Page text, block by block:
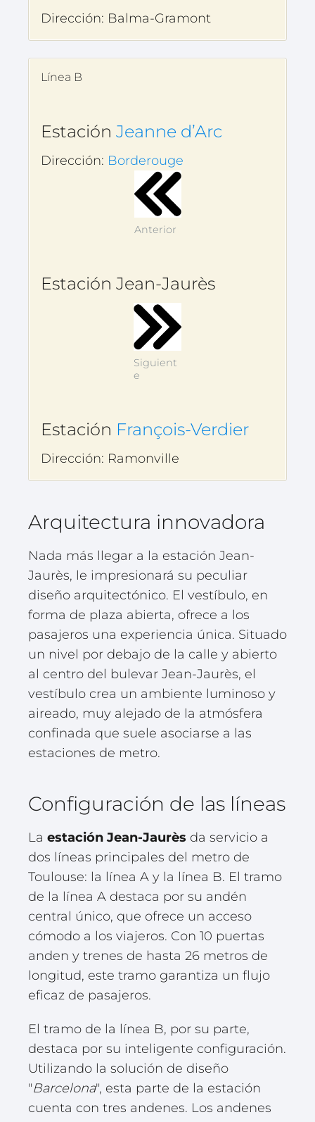
Dirección: Balma-Gramont
Línea B
Estación Jeanne d’Arc
Dirección: Borderouge
Anterior
Estación Jean-Jaurès
Siguient
e
Estación François-Verdier
Dirección: Ramonville
Arquitectura innovadora
Nada más llegar a la estación Jean-
Jaurès, le impresionará su peculiar
diseño arquitectónico. El vestíbulo, en
forma de plaza abierta, ofrece a los
pasajeros una experiencia única. Situado
un nivel por debajo de la calle y abierto
al centro del bulevar Jean-Jaurès, el
vestíbulo crea un ambiente luminoso y
aireado, muy alejado de la atmósfera
confinada que suele asociarse a las
estaciones de metro.
Configuración de las líneas
La estación Jean-Jaurès da servicio a
dos líneas principales del metro de
Toulouse: la línea A y la línea B. El tramo
de la línea A destaca por su andén
central único, que ofrece un acceso
cómodo a los viajeros. Con 10 puertas
anden y trenes de hasta 26 metros de
longitud, este tramo garantiza un flujo
eficaz de pasajeros.
El tramo de la línea B, por su parte,
destaca por su inteligente configuración.
Utilizando la solución de diseño
"Barcelona", esta parte de la estación
cuenta con tres andenes. Los andenes